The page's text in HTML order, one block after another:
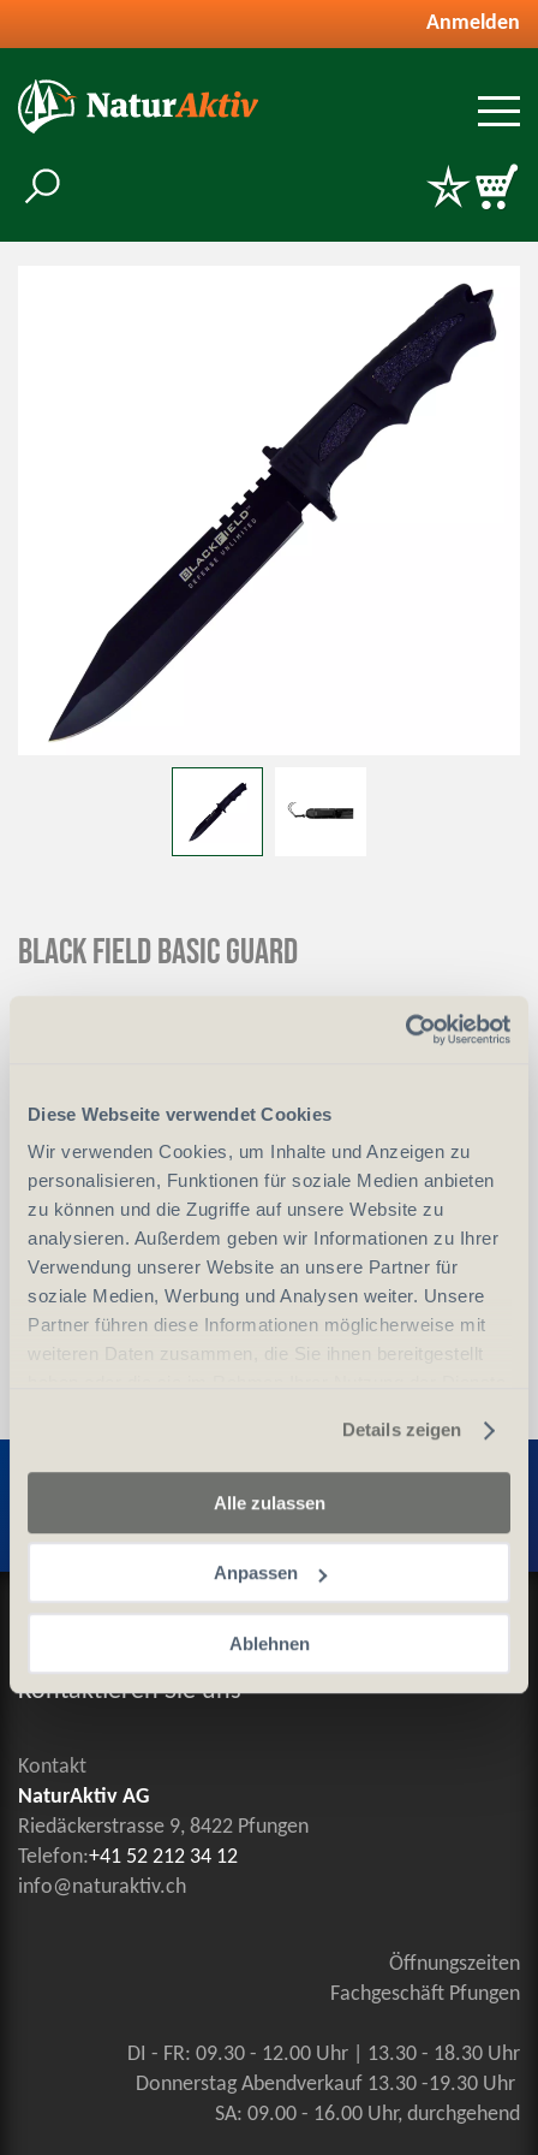
Diese Webseite verwendet Cookies
Wir verwenden Cookies, um Inhalte und Anzeigen zu
personalisieren, Funktionen für soziale Medien anbieten
zu können und die Zugriffe auf unsere Website zu
analysieren. Außerdem geben wir Informationen zu Ihrer
Verwendung unserer Website an unsere Partner für
soziale Medien, Werbung und Analysen weiter. Unsere
Partner führen diese Informationen möglicherweise mit
weiteren Daten zusammen, die Sie ihnen bereitgestellt
Details zeigen
Alle zulassen
Anpassen
Ablehnen
Anmelden
BLACK FIELD Basic Guard
Art.24323
vergleichen
Anzahl Stück -
In den Warenkorb
Entdecken Sie weitere Produkte
Datenschutz und Cookie-Richtlinien
Allgemeine Geschäftsbedingungen
Kontaktieren Sie uns
Kontakt
NaturAktiv AG
Riedäckerstrasse 9, 8422 Pfungen
Telefon:+41 52 212 34 12
info@naturaktiv.ch
Öffnungszeiten
Fachgeschäft Pfungen
DI - FR: 09.30 - 12.00 Uhr | 13.30 - 18.30 Uhr
Donnerstag Abendverkauf 13.30 -19.30 Uhr
SA: 09.00 - 16.00 Uhr, durchgehend